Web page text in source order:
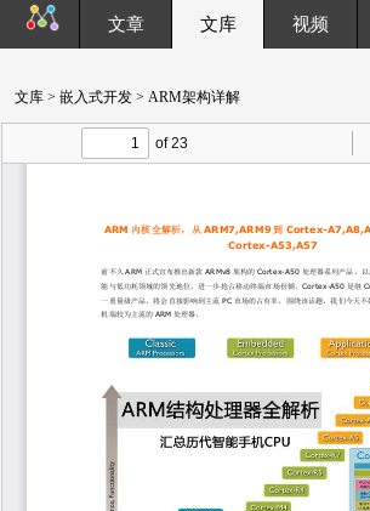
文章 文库 视频
文库 > 嵌入式开发 > ARM架构详解